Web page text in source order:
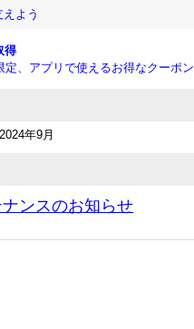
よう
得
定、アプリで使えるお得なクーポン
年9月
ンスのお知らせ